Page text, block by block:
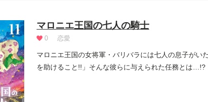
マロニエ王国の七人の騎士
0 恋愛
マロニエ王国の女将軍・バリバラには七人の息子が
を助けること!!」そんな彼らに与えられた任務とは